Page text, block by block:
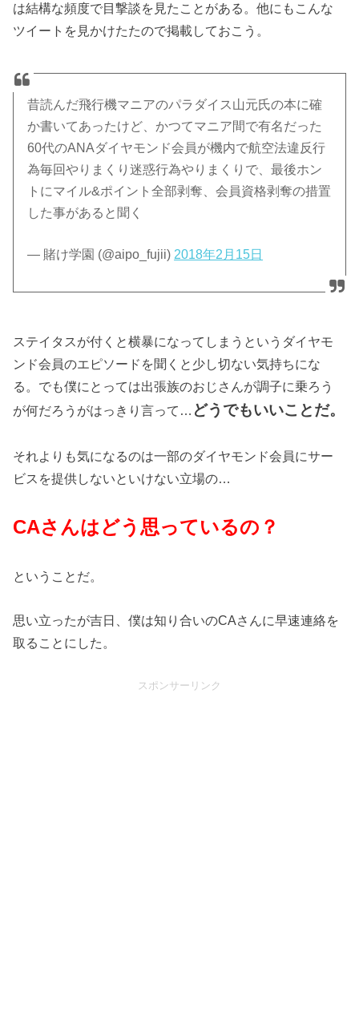
は結構な頻度で目撃談を見たことがある。他にもこんな
ツイートを見かけたたので掲載しておこう。
昔読んだ飛行機マニアのパラダイス山元氏の本に確
か書いてあったけど、かつてマニア間で有名だった
60代のANAダイヤモンド会員が機内で航空法違反行
為毎回やりまくり迷惑行為やりまくりで、最後ホン
トにマイル&ポイント全部剥奪、会員資格剥奪の措置
した事があると聞く
— 賭け学園 (@aipo_fujii) 2018年2月15日
ステイタスが付くと横暴になってしまうというダイヤモ
ンド会員のエピソードを聞くと少し切ない気持ちにな
る。でも僕にとっては出張族のおじさんが調子に乗ろう
が何だろうがはっきり言って… どうでもいいことだ。
それよりも気になるのは一部のダイヤモンド会員にサー
ビスを提供しないといけない立場の…
CAさんはどう思っているの？
ということだ。
思い立ったが吉日、僕は知り合いのCAさんに早速連絡を
取ることにした。
スポンサーリンク